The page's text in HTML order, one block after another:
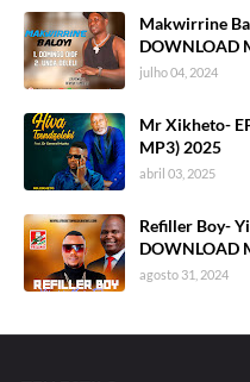
Makwirrine
DOWNLOAD
julho 04, 2024
Mr Xikheto-
MP3) 2025
abril 03, 2025
Refiller Boy-
DOWNLOAD
agosto 31, 2024